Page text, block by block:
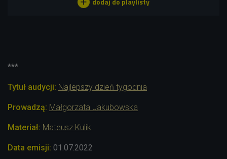
***
Tytuł audycji: Najlepszy dzień tygodnia
Prowadzą: Małgorzata Jakubowska
Materiał: Mateusz Kulik
Data emisji: 01.07.2022